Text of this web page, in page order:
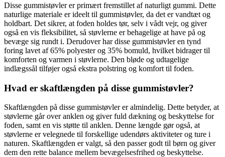
Disse gummistøvler er primært fremstillet af naturligt gummi. Dette
naturlige materiale er ideelt til gummistøvler, da det er vandtæt og
holdbart. Det sikrer, at foden holdes tør, selv i vådt vejr, og giver
også en vis fleksibilitet, så støvlerne er behagelige at have på og
bevæge sig rundt i. Derudover har disse gummistøvler en tynd
foring lavet af 65% polyester og 35% bomuld, hvilket bidrager til
komforten og varmen i støvlerne. Den bløde og udtagelige
indlægssål tilføjer også ekstra polstring og komfort til foden.
Hvad er skaftlængden på disse gummistøvler?
Skaftlængden på disse gummistøvler er almindelig. Dette betyder, at
støvlerne går over anklen og giver fuld dækning og beskyttelse for
foden, samt en vis støtte til anklen. Denne længde gør også, at
støvlerne er velegnede til forskellige udendørs aktiviteter og ture i
naturen. Skaftlængden er valgt, så den passer godt til børn og giver
dem den rette balance mellem bevægelsesfrihed og beskyttelse.